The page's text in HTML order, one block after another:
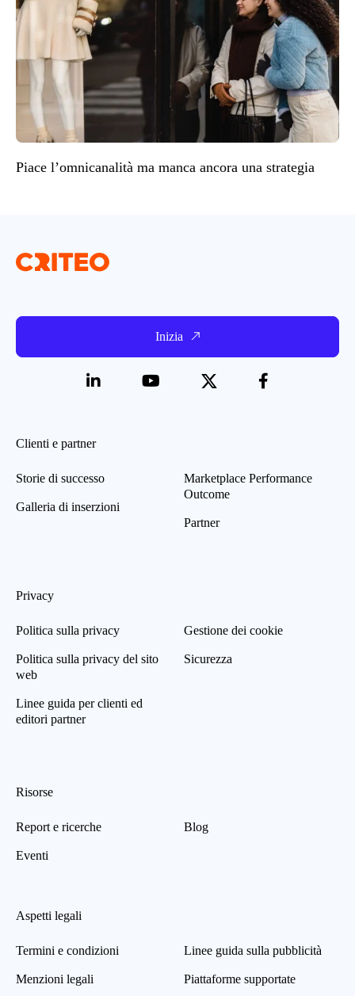
Piace l’omnicanalità ma manca ancora una strategia
Inizia
Clienti e partner
Storie di successo
Galleria di inserzioni
Marketplace Performance
Outcome
Partner
Privacy
Politica sulla privacy
Politica sulla privacy del sito
web
Linee guida per clienti ed
editori partner
Gestione dei cookie
Sicurezza
Risorse
Report e ricerche
Eventi
Blog
Aspetti legali
Termini e condizioni
Menzioni legali
Linee guida sulla pubblicità
Piattaforme supportate